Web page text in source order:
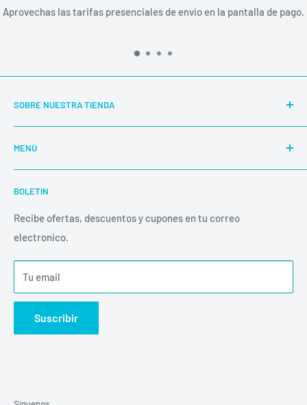
Aprovechas las tarifas presenciales de envio en la pantalla de pago.
SOBRE NUESTRA TIENDA
segura.
Las compras de fin de semana o días feriados, son
despachadas al siguiente día hábil.
MENÚ
Buscar
Productos
Políticas
Inicio
Envíos
BOLETIN
Recibe ofertas, descuentos y cupones en tu correo
electronico.
Tu email
Suscribir